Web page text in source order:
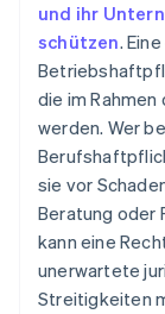
und ihr
schützen.
die im
werden. Wer
sie vor
Beratung oder
kann eine
unerwartete
Streitigkeiten